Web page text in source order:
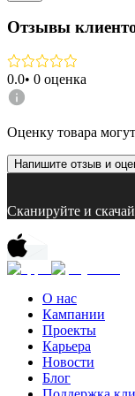
Отзывы
0.0• 0 оценка
Оценку товара
Напишите отзыв и
Сканируйте и
О нас
Кампании
Проекты
Карьера
Новости
Блог